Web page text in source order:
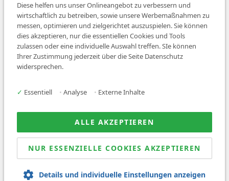
Job finden
Über uns
News
© 2026 Sanovetis. All rights reserved.
Diese helfen uns unser Onlineangebot zu verbessern und
wirtschaftlich zu betreiben, sowie unsere Werbemaßnahmen zu
messen, optimieren und zielgerichtet auszuspielen. Sie können
dies akzeptieren, nur die essentiellen Cookies und Tools
zulassen oder eine individuelle Auswahl treffen. SIe können
Ihrer Zustimmung jederzeit über die Seite Datenschutz
widersprechen.
✓ Essentiell • Analyse • Externe Inhalte
ALLE AKZEPTIEREN
NUR ESSENZIELLE COOKIES AKZEPTIEREN
Details und individuelle Einstellungen anzeigen